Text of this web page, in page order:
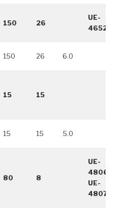
150 26
UE-
4652
150 26 6.0
15 15
15 15 5.0
80 8
UE-
4806,
UE-
4807